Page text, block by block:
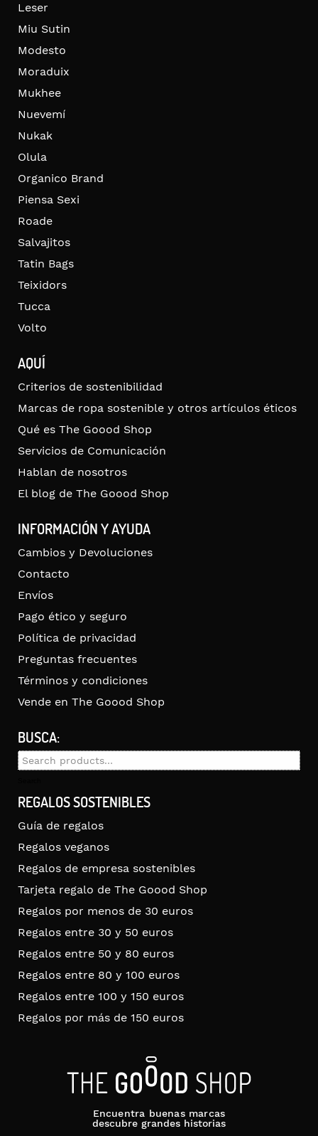
Leser
Miu Sutin
Modesto
Moraduix
Mukhee
Nuevemí
Nukak
Olula
Organico Brand
Piensa Sexi
Roade
Salvajitos
Tatin Bags
Teixidors
Tucca
Volto
AQUÍ
Criterios de sostenibilidad
Marcas de ropa sostenible y otros artículos éticos
Qué es The Goood Shop
Servicios de Comunicación
Hablan de nosotros
El blog de The Goood Shop
INFORMACIÓN Y AYUDA
Cambios y Devoluciones
Contacto
Envíos
Pago ético y seguro
Política de privacidad
Preguntas frecuentes
Términos y condiciones
Vende en The Goood Shop
BUSCA:
Search
REGALOS SOSTENIBLES
Guía de regalos
Regalos veganos
Regalos de empresa sostenibles
Tarjeta regalo de The Goood Shop
Regalos por menos de 30 euros
Regalos entre 30 y 50 euros
Regalos entre 50 y 80 euros
Regalos entre 80 y 100 euros
Regalos entre 100 y 150 euros
Regalos por más de 150 euros
Encuentra buenas marcas
descubre grandes historias